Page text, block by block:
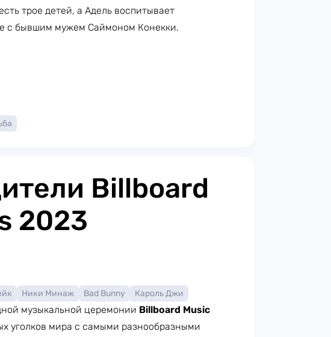
трое детей, а Адель воспитывает
с бывшим мужем Саймоном Конекки.
Billboard
2023
Ники Минаж Bad Bunny Кароль Джи
музыкальной церемонии Billboard Music
уголков мира с самыми разнообразными